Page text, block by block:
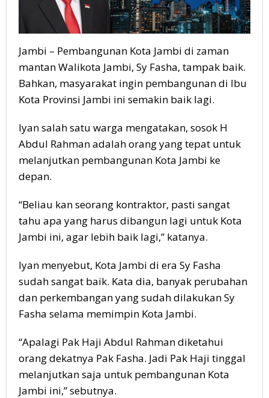
Jambi – Pembangunan Kota Jambi di zaman
mantan Walikota Jambi, Sy Fasha, tampak baik.
Bahkan, masyarakat ingin pembangunan di Ibu
Kota Provinsi Jambi ini semakin baik lagi.
Iyan salah satu warga mengatakan, sosok H
Abdul Rahman adalah orang yang tepat untuk
melanjutkan pembangunan Kota Jambi ke
depan.
“Beliau kan seorang kontraktor, pasti sangat
tahu apa yang harus dibangun lagi untuk Kota
Jambi ini, agar lebih baik lagi,” katanya.
Iyan menyebut, Kota Jambi di era Sy Fasha
sudah sangat baik. Kata dia, banyak perubahan
dan perkembangan yang sudah dilakukan Sy
Fasha selama memimpin Kota Jambi.
“Apalagi Pak Haji Abdul Rahman diketahui
orang dekatnya Pak Fasha. Jadi Pak Haji tinggal
melanjutkan saja untuk pembangunan Kota
Jambi ini,” sebutnya.